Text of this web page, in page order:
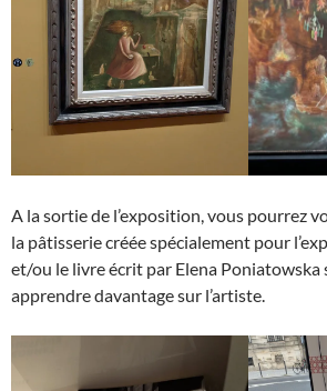
A la sortie de l’exposition, vous pourrez
la pâtisserie créée spécialement pour
et/ou le livre écrit par Elena Poniatowska
apprendre davantage sur l’artiste.